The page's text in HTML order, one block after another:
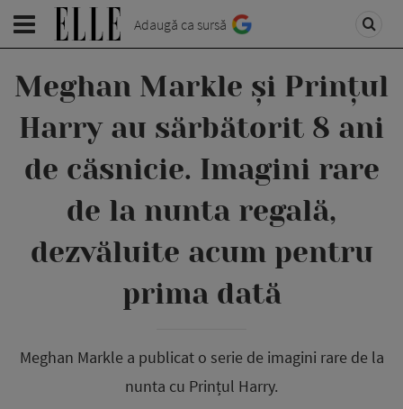
Adaugă ca sursă
Meghan Markle și Prințul
Harry au sărbătorit 8 ani
de căsnicie. Imagini rare
de la nunta regală,
dezvăluite acum pentru
prima dată
Meghan Markle a publicat o serie de imagini rare de la
nunta cu Prințul Harry.